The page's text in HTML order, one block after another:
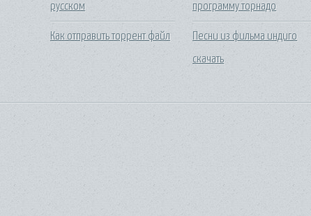
русском
Как отправить торрент файл
программу торнадо
Песни из фильма индиго
скачать